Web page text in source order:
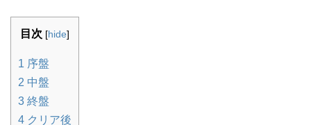
目次 [hide]
1 序盤
2 中盤
3 終盤
4 クリア後